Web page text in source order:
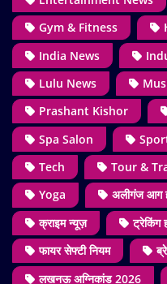
Gym & Fitness
India News
Lulu News
Prashant Kishor
Spa Salon
Tech
Tour &
Yoga
अलीगंज आग
क्राइम न्यूज़
ट्रेकिंग
फायर सेफ्टी नियम
लखनऊ अग्निकांड 2026